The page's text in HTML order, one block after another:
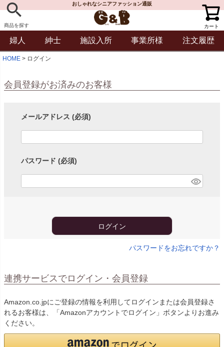
商品を探す
おしゃれなシニアファッション通販
カート
婦人 紳士 施設入所 事業所様 注文履歴
HOME ログイン
会員登録がお済みのお客様
メールアドレス (必須)
パスワード (必須)
ログイン
パスワードをお忘れですか？
連携サービスでログイン・会員登録
Amazon.co.jpにご登録の情報を利用してログインまたは会員登録さ
れるお客様は、「Amazonアカウントでログイン」ボタンよりお進み
ください。